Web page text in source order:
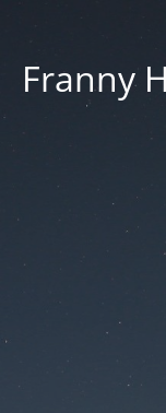
Franny